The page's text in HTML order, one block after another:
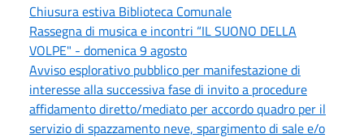
Chiusura estiva Biblioteca Comunale
Rassegna di musica e incontri “IL SUONO DELLA
VOLPE" - domenica 9 agosto
Avviso esplorativo pubblico per manifestazione di
interesse alla successiva fase di invito a procedure
affidamento diretto/mediato per accordo quadro per il
servizio di spazzamento neve, spargimento di sale e/o